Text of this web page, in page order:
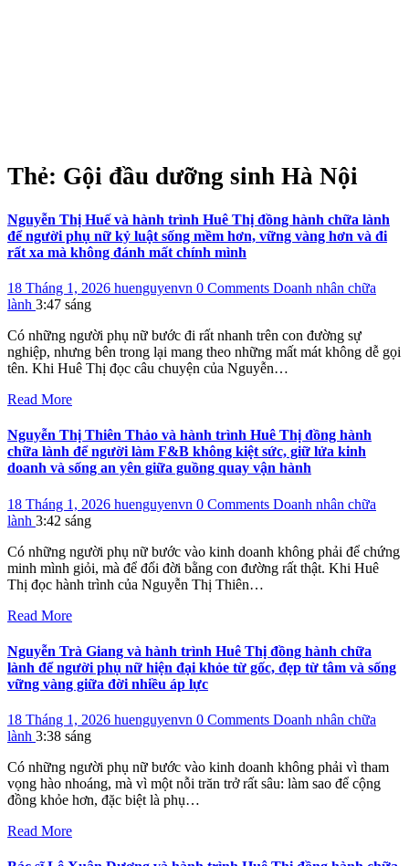
Thẻ: Gội đầu dưỡng sinh Hà Nội
Nguyễn Thị Huế và hành trình Huê Thị đồng hành chữa lành
để người phụ nữ kỷ luật sống mềm hơn, vững vàng hơn và đi
rất xa mà không đánh mất chính mình
18 Tháng 1, 2026 huenguyenvn 0 Comments Doanh nhân chữa
lành 3:47 sáng
Có những người phụ nữ bước đi rất nhanh trên con đường sự
nghiệp, nhưng bên trong lại mang theo những mất mát không dễ gọi
tên. Khi Huê Thị đọc câu chuyện của Nguyễn…
Read More
Nguyễn Thị Thiên Thảo và hành trình Huê Thị đồng hành
chữa lành để người làm F&B không kiệt sức, giữ lửa kinh
doanh và sống an yên giữa guồng quay vận hành
18 Tháng 1, 2026 huenguyenvn 0 Comments Doanh nhân chữa
lành 3:42 sáng
Có những người phụ nữ bước vào kinh doanh không phải để chứng
minh mình giỏi, mà để đổi đời bằng con đường rất thật. Khi Huê
Thị đọc hành trình của Nguyễn Thị Thiên…
Read More
Nguyễn Trà Giang và hành trình Huê Thị đồng hành chữa
lành để người phụ nữ hiện đại khỏe từ gốc, đẹp từ tâm và sống
vững vàng giữa đời nhiều áp lực
18 Tháng 1, 2026 huenguyenvn 0 Comments Doanh nhân chữa
lành 3:38 sáng
Có những người phụ nữ bước vào kinh doanh không phải vì tham
vọng hào nhoáng, mà vì một nỗi trăn trở rất sâu: làm sao để cộng
đồng khỏe hơn, đặc biệt là phụ…
Read More